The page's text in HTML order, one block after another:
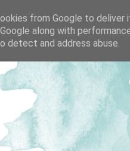
from Google to deliver
along with
detect and address abuse.